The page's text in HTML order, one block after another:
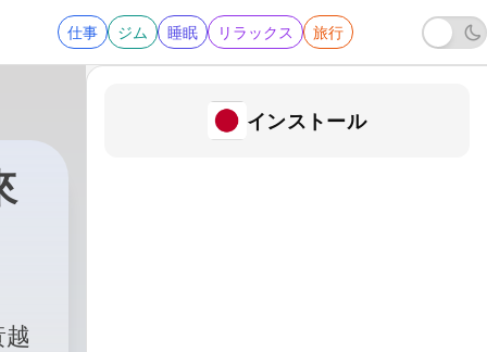
仕事 ジム 睡眠 リラックス 旅行
インストール